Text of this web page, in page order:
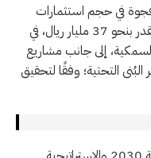
فجوة في حجم استثمارات
القطاع الخاص في قطاع الزراعة والأغذية تُقدر بنحو 37 مليار ريال، في
السمكية، إلى جانب مشاريع
التحتية؛ وفقًا لتحقيق